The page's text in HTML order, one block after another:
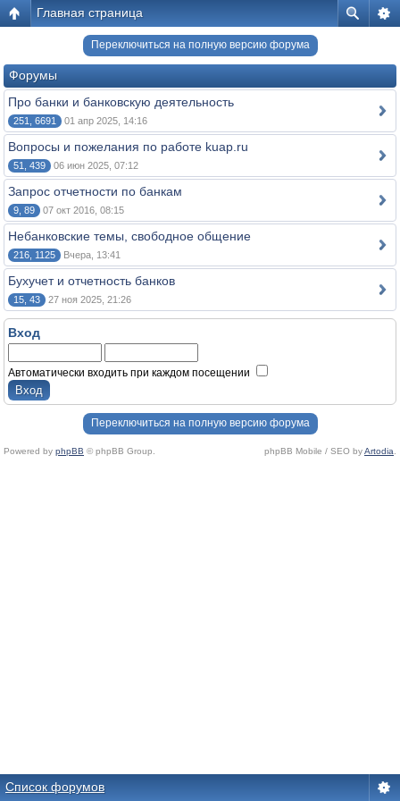
Главная страница
Переключиться на полную версию форума
Форумы
Про банки и банковскую деятельность
251, 6691 01 апр 2025, 14:16
Вопросы и пожелания по работе kuap.ru
51, 439 06 июн 2025, 07:12
Запрос отчетности по банкам
9, 89 07 окт 2016, 08:15
Небанковские темы, свободное общение
216, 1125 Вчера, 13:41
Бухучет и отчетность банков
15, 43 27 ноя 2025, 21:26
Вход
Автоматически входить при каждом посещении
Переключиться на полную версию форума
Powered by phpBB © phpBB Group. phpBB Mobile / SEO byArtodia
Список форумов